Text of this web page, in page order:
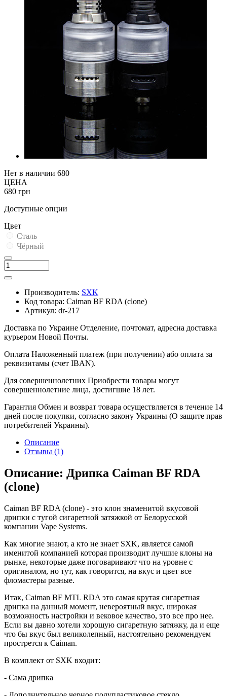
Нет в наличии 680
ЦЕНА
680 грн
Доступные опции
Цвет
Сталь
Чёрный
Производитель: SXK
Код товара: Caiman BF RDA (clone)
Артикул: dr-217
Доставка по Украине Отделение, почтомат, адресна доставка
курьером Новой Почты.
Оплата Наложенный платеж (при получении) або оплата за
реквизитамы (счет IBAN).
Для совершеннолетних Приобрести товары могут
совершеннолетние лица, достигшие 18 лет.
Гарантия Обмен и возврат товара осуществляется в течение 14
дней после покупки, согласно закону Украины (О защите прав
потребителей Украины).
Описание
Отзывы (1)
Описание: Дрипка Caiman BF RDA
(clone)
Caiman BF RDA (clone) - это клон знаменитой вкусовой
дрипки с тугой сигаретной затяжкой от Белорусской
компании Vape Systems.
Как многие знают, а кто не знает SXK, является самой
именитой компанией которая производит лучшие клоны на
рынке, некоторые даже поговаривают что на уровне с
оригиналом, но тут, как говорится, на вкус и цвет все
фломастеры разные.
Итак, Caiman BF MTL RDA это самая крутая сигаретная
дрипка на данный момент, невероятный вкус, широкая
возможность настройки и вековое качество, это все про нее.
Если вы давно хотели хорошую сигаретную затяжку, да и еще
что бы вкус был великолепный, настоятельно рекомендуем
прострется к Caiman.
В комплект от SXK входит:
- Сама дрипка